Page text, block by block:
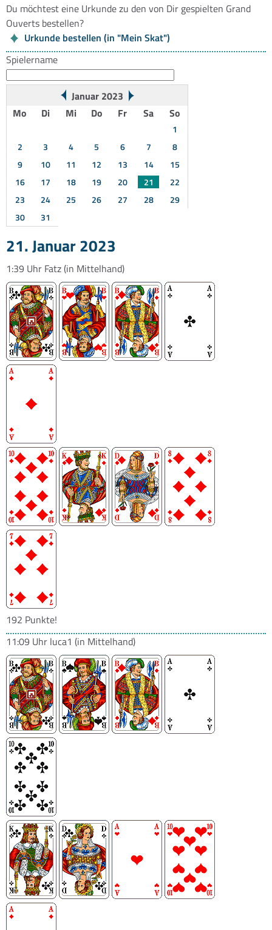
Du möchtest eine Urkunde zu den von Dir gespielten Grand
Ouverts bestellen?
Urkunde bestellen (in "Mein Skat")
Spielername
Januar 2023
Mo
Di Mi Do Fr Sa So
1
2
3 4 5 6 7
8
9
10 11 12 13 14
15
16
17 18 19 20 21
22
23
24 25 26 27 28
29
30
31
21. Januar 2023
1:39 Uhr Fatz(in Mittelhand)
192 Punkte!
11:09 Uhr luca1 (in Mittelhand)